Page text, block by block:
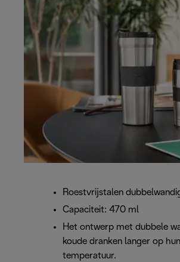
Roestvrijstalen
Capaciteit: 470 ml
Het ontwerp met dubbele
koude dranken langer op
temperatuur.